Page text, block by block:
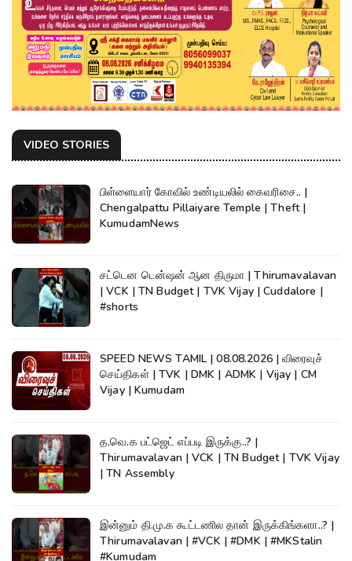
VIDEO STORIES
பிள்ளையார் கோவில் உண்டியலில் கைவரிசை.. |
Chengalpattu Pillaiyare Temple | Theft |
KumudamNews
சட்டென டென்ஷன் ஆன திருமா | Thirumavalavan
| VCK | TN Budget | TVK Vijay | Cuddalore |
#shorts
SPEED NEWS TAMIL | 08.08.2026 | விரைவுச்
செய்திகள் | TVK | DMK | ADMK | Vijay | CM
Vijay | Kumudam
த.வெ.க பட்ஜெட் எப்படி இருக்கு..? |
Thirumavalavan | VCK | TN Budget | TVK Vijay
| TN Assembly
இன்னும் தி.மு.க கூட்டணில தான் இருக்கிங்களா..? |
Thirumavalavan | #VCK | #DMK | #MKStalin
#Kumudam